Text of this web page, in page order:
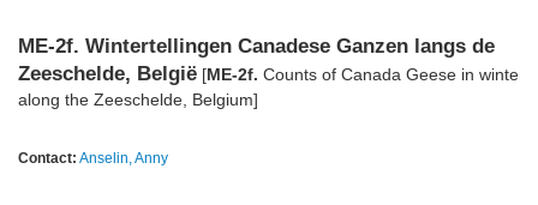
ME-2f. Wintertellingen Canadese Ganzen langs de
Zeeschelde, België [ME-2f. Counts of Canada Geese in winter
along the Zeeschelde, Belgium]
Contact: Anselin, Anny